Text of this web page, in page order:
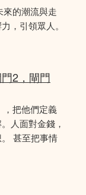
來的潮流與走
，引領眾人。
2，閘門
，把他們定義
人面對金錢，
甚至把事情